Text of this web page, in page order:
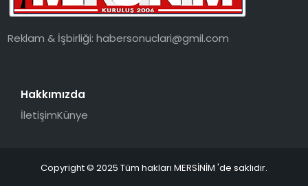
Reklam & İşbirliği:habersonuclari@gmil.com
Hakkımızda
İletişimKünye
Copyright © 2025 Tüm hakları MERSİNİM 'de saklıdır.